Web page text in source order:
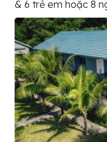
& 6 trẻ em hoặc 8